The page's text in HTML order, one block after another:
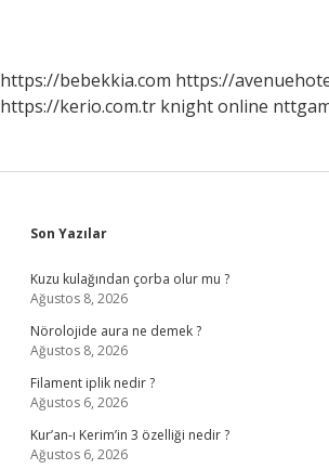
https://bebekkia.com https://
https://kerio.com.tr knight online
Sidebar
Son Yazılar
Kuzu kulağından çorba olur mu ?
Ağustos 8, 2026
Nörolojide aura ne demek ?
Ağustos 8, 2026
Filament iplik nedir ?
Ağustos 6, 2026
Kur’an-ı Kerim’in 3 özelliği nedir ?
Ağustos 6, 2026